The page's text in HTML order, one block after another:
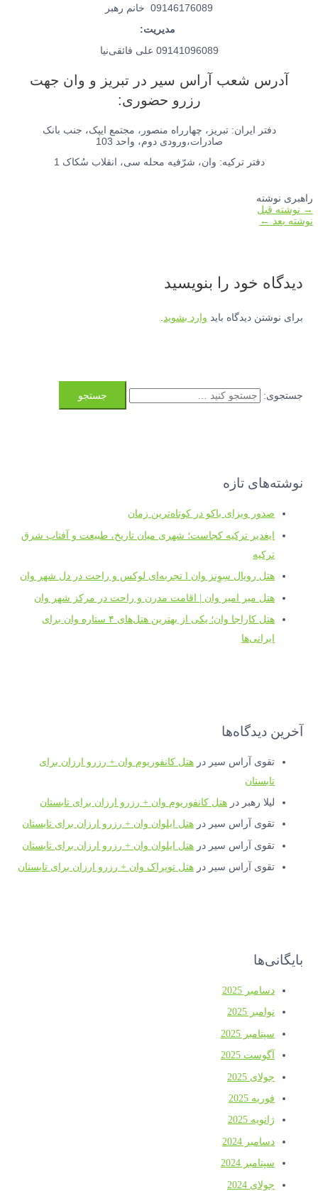
09146176089 خانم رهبر
مدیریت:
09141096089 علی فائقی‌نیا
آدرس شعب آراس سیر در تبریز و وان جهت
رزرو حضوری:
دفتر ایران: تبریز، چهارراه منصور، مجتمع ایپک، جنب بانک
صادرات،ورودی دوم، واحد 103
دفتر ترکیه: وان، شرّفیه محله سی، انقلاب سُکاک 1
راهبری نوشته
→ نوشته قبل
نوشته بعد ←
دیدگاه‌ خود را بنویسید
برای نوشتن دیدگاه باید وارد بشوید.
جستجوی:
نوشته‌های تازه
صدور ویزای باکو در کوتاه‌ترین زمان
ایغدیر ترکیه کجاست؛ شهری میان تاریخ، طبیعت و آفتاب شرق
ترکیه
هتل رویال سِوِنز وان l تجربه‌ای لوکس و راحت در دل شهر وان
هتل میر امیر وان | اقامت مدرن و راحت در مرکز شهر وان
هتل کاراجا وان؛ یکی از بهترین هتل‌های ۴ ستاره وان برای
ایرانی‌ها
آخرین دیدگاه‌ها
تقوی آراس سیر درهتل کانفوریوم وان + رزرو ارزان برای
تابستان
لیلا رهبر درهتل کانفوریوم وان + رزرو ارزان برای تابستان
تقوی آراس سیر درهتل ایلوان وان + رزرو ارزان برای تابستان
تقوی آراس سیر درهتل ایلوان وان + رزرو ارزان برای تابستان
تقوی آراس سیر درهتل توپراک وان + رزرو ارزان برای تابستان
بایگانی‌ها
دسامبر 2025
نوامبر 2025
سپتامبر 2025
آگوست 2025
جولای 2025
فوریه 2025
ژانویه 2025
دسامبر 2024
سپتامبر 2024
جولای 2024